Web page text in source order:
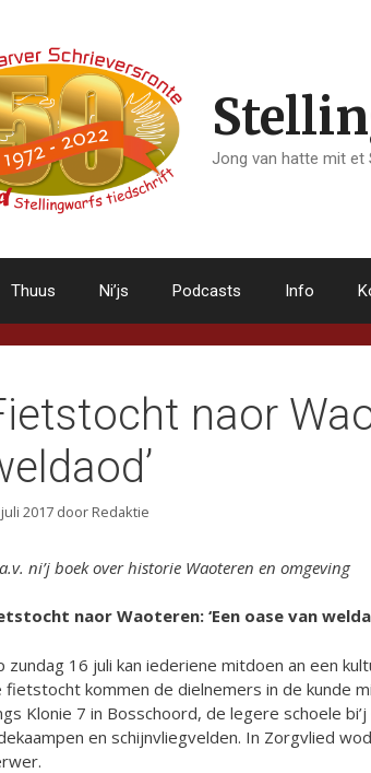
Jong van hatte mit et
Thuus Ni’js Podcasts Info
naor
2017 door Redaktie
ni’j boek over historie Waoteren en omgeving
naor Waoteren: ‘Een oase van
zundag 16 juli kan iederiene mitdoen an een
fietstocht kommen de dielnemers in de kunde
Klonie 7 in Bosschoord, de legere schoele
en schijnvliegvelden. In Zorgvlied